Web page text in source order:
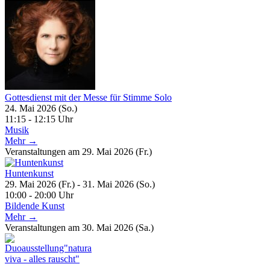
Gottesdienst mit der Messe für Stimme Solo
24. Mai 2026 (So.)
11:15 - 12:15 Uhr
Musik
Mehr →
Veranstaltungen am 29. Mai 2026 (Fr.)
Huntenkunst
29. Mai 2026 (Fr.) - 31. Mai 2026 (So.)
10:00 - 20:00 Uhr
Bildende Kunst
Mehr →
Veranstaltungen am 30. Mai 2026 (Sa.)